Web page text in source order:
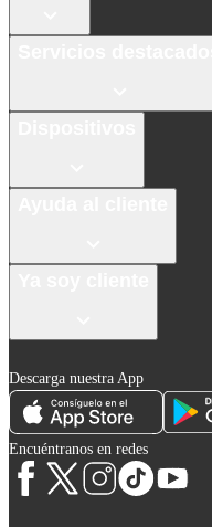
Descarga nuestra App
Encuéntranos en redes